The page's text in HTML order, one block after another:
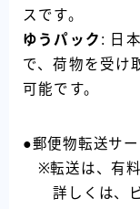
スです。
ゆうパック : 日
で、荷物を受け
可能です。
●郵便物転送サ
※転送は、有料
詳しくは、ビ